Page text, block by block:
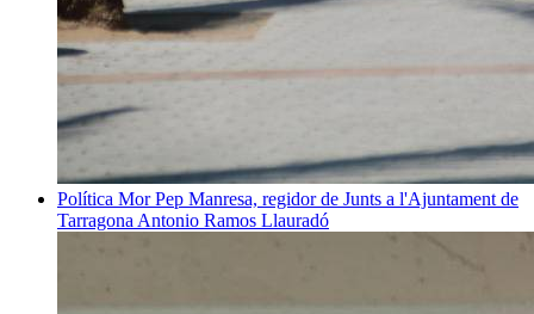
Política Mor Pep Manresa, regidor de Junts a l'Ajuntament de
Tarragona Antonio Ramos Llauradó